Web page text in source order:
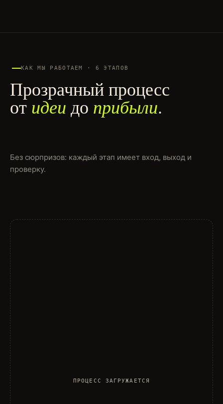
КАК МЫ РАБОТАЕМ · 6 ЭТАПОВ
Прозрачный процесс
отидеи до прибыли.
Без сюрпризов: каждый этап имеет вход, выход и
проверку.
ПРОЦЕСС ЗАГРУЖАЕТСЯ